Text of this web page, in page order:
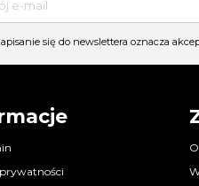
się do newslettera oznacza